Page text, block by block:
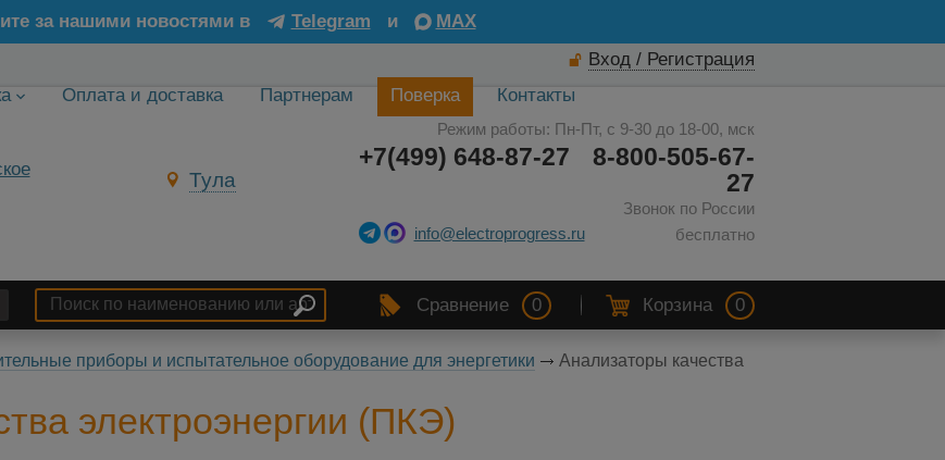
за нашими новостями в Telegram и
MAX
Вход / Регистрация
Оплата и доставка Партнерам Поверка Контакты
Тула
Режим работы: Пн-Пт, с 9-30 до 18-00, мск
8-800-505-67-
27
Звонок по России
бесплатно
+7(499) 648-87-27
info@electroprogress.ru
Сравнение 0 Корзина 0
приборы и испытательное оборудование для энергетики
Анализаторы качества
электроэнергии (ПКЭ)